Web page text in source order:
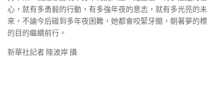
心，就有多勇毅的行動，有多強年夜的意志，就有多光亮的未
來，不論今后碰到多年夜困難，她都會咬緊牙關，朝著夢的標
的目的繼續前行。
新華社記者 陸波岸 攝